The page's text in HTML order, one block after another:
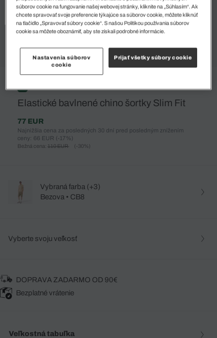
%
Elastické bavlnené chino šortky Slim Fit
77 EUR
Najnižšia cena za posledných 30 dní pred posledným znížením
ceny: 66 EUR (-17%)
Bežná cena: 110 EUR (-30%)
Vybraná farba (+3)
Bezova • CB8
Vyberte svoju veľkosť
DOPRAVA ZADARMO OD 90€
Bezplatné vrátenie
Veľkostná tabuľka
súborov cookie na fungovanie našej webovej stránky, kliknite na „Súhlasím“. Ak
chcete spravovať svoje preferencie týkajúce sa súborov cookie, môžete kliknúť
na tlačidlo „Spravovať súbory cookie“. S našou Politikou používania súborov
cookie sa môžete oboznámiť, aby ste získali podrobné informácie.
Nastavenia súborov
cookie
Prijať všetky súbory cookie